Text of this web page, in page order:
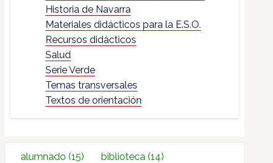
Historia de Navarra
Materiales didácticos para la E.S.O.
Recursos didácticos
Salud
Serie Verde
Temas transversales
Textos de orientación
alumnado(15) biblioteca(14)